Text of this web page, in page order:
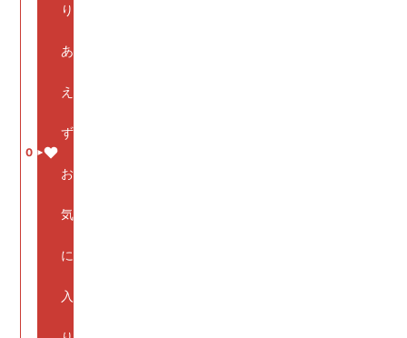
0
り
あ
え
ず
お
気
に
入